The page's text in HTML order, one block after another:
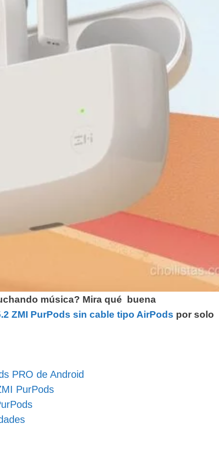
música? Mira qué buena
ZMI PurPods sin cable tipo AirPods por solo
PRO de Android
PurPods